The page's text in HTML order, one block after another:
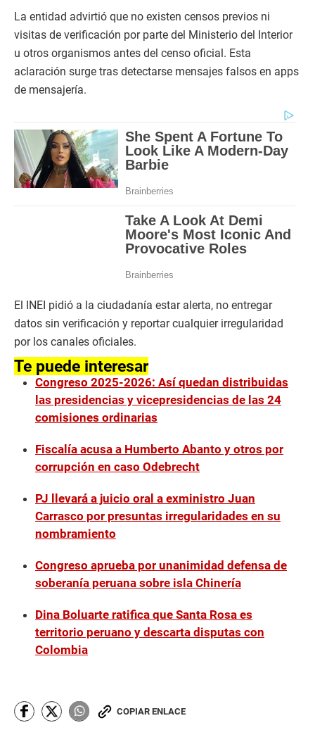
La entidad advirtió que no existen censos previos ni
visitas de verificación por parte del Ministerio del Interior
u otros organismos antes del censo oficial. Esta
aclaración surge tras detectarse mensajes falsos en apps
de mensajería.
El INEI pidió a la ciudadanía estar alerta, no entregar
datos sin verificación y reportar cualquier irregularidad
por los canales oficiales.
Te puede interesar
Congreso 2025-2026: Así quedan distribuidas
las presidencias y vicepresidencias de las 24
comisiones ordinarias
Fiscalía acusa a Humberto Abanto y otros por
corrupción en caso Odebrecht
PJ llevará a juicio oral a exministro Juan
Carrasco por presuntas irregularidades en su
nombramiento
Congreso aprueba por unanimidad defensa de
soberanía peruana sobre isla Chinería
Dina Boluarte ratifica que Santa Rosa es
territorio peruano y descarta disputas con
Colombia
COPIAR ENLACE